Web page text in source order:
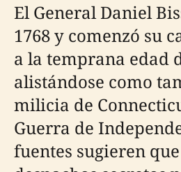
El General Daniel
1768 y comenzó su
a la temprana edad
alistándose como
milicia de
Guerra de
fuentes sugieren